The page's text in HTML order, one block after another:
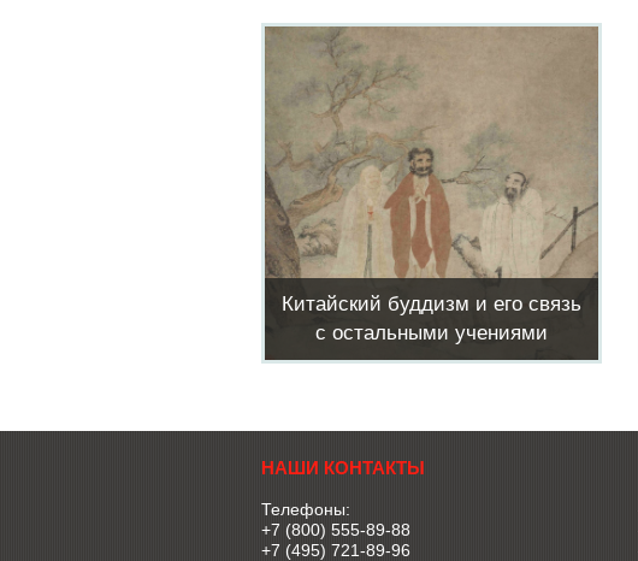
Китайский буддизм и его связь
с остальными учениями
НАШИ КОНТАКТЫ
Телефоны:
+7 (800) 555-89-88
+7 (495) 721-89-96